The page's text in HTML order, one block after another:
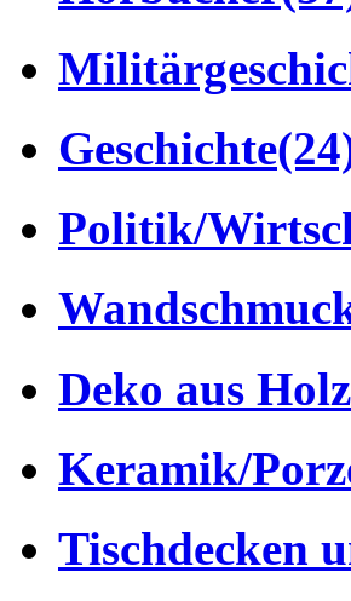
Geschichte
Politik/
Deko aus Holz
Keramik/
Tischdecken